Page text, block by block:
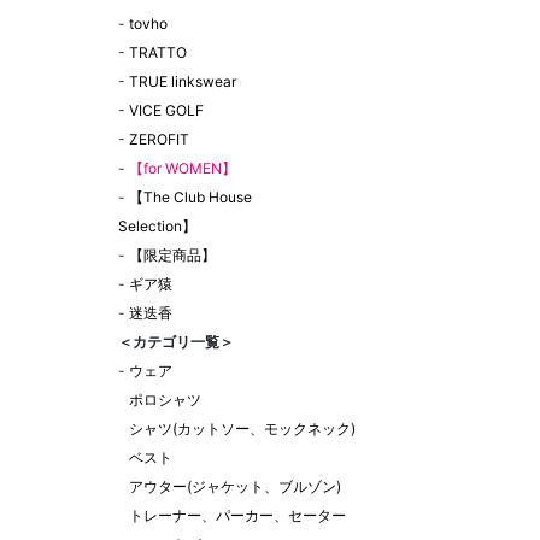
- tovho
- TRATTO
- TRUE linkswear
- VICE GOLF
- ZEROFIT
-
【for WOMEN】
-
【The Club House
Selection】
-
【限定商品】
- ギア猿
- 迷迭香
＜カテゴリ一覧＞
- ウェア
ポロシャツ
シャツ(カットソー、モックネック)
ベスト
アウター(ジャケット、ブルゾン)
トレーナー、パーカー、セーター